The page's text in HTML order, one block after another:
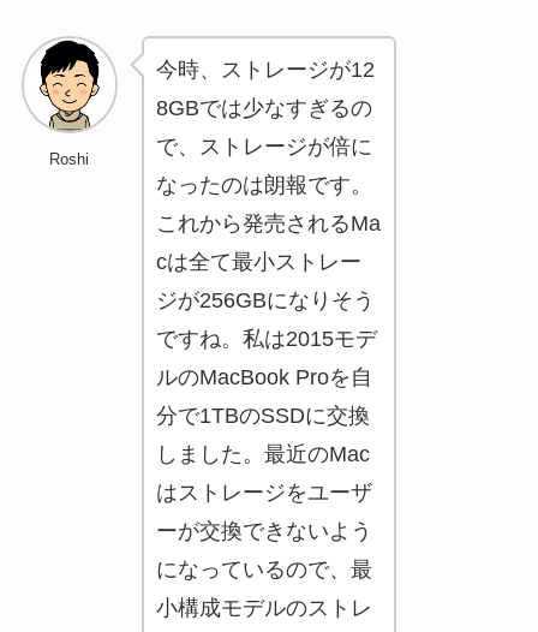
Roshi
今時、ストレージが12
8GBでは少なすぎるの
で、ストレージが倍に
なったのは朗報です。
これから発売されるMa
cは全て最小ストレー
ジが256GBになりそう
ですね。私は2015モデ
ルのMacBook Proを自
分で1TBのSSDに交換
しました。最近のMac
はストレージをユーザ
ーが交換できないよう
になっているので、最
小構成モデルのストレ